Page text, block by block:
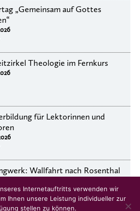
„Gemeinsam auf Gottes
Theologie im Fernkurs
für Lektorinnen und
Wallfahrt nach Rosenthal
Internetauftritts verwenden wir
Ihnen unsere Leistung individueller zur
stellen zu können.